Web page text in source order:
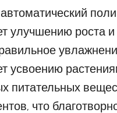
улучшению роста и
усвоению
питательных
что